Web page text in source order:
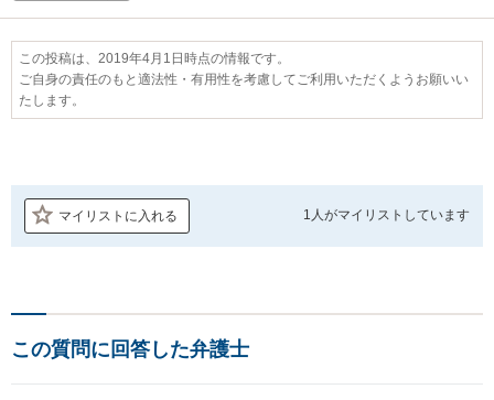
この投稿は、2019年4月1日時点の情報です。
ご自身の責任のもと適法性・有用性を考慮してご利用いただくようお願いい
たします。
マイリストに入れる 1人がマイリストしています
この質問に回答した弁護士